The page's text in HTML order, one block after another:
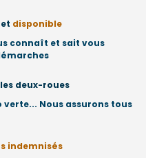
disponible
connaît et sait vous
deux-roues
Nous assurons tous
indemnisés